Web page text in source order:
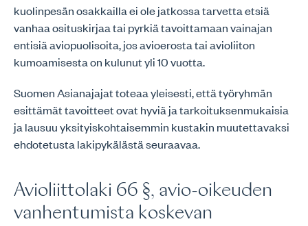
kuolinpesän osakkailla ei ole jatkossa tarvetta etsiä
vanhaa osituskirjaa tai pyrkiä tavoittamaan vainajan
entisiä aviopuolisoita, jos avioerosta tai avioliiton
kumoamisesta on kulunut yli 10 vuotta.
Suomen Asianajajat toteaa yleisesti, että työryhmän
esittämät tavoitteet ovat hyviä ja tarkoituksenmukaisia
ja lausuu yksityiskohtaisemmin kustakin muutettavaksi
ehdotetusta lakipykälästä seuraavaa.
Avioliittolaki 66 §, avio-oikeuden
vanhentumista koskevan